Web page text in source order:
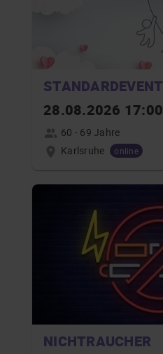
STANDARDEVENT
28.08.2026 17:00
60 - 69 Jahre
Karlsruhe
online
NICHTRAUCHER